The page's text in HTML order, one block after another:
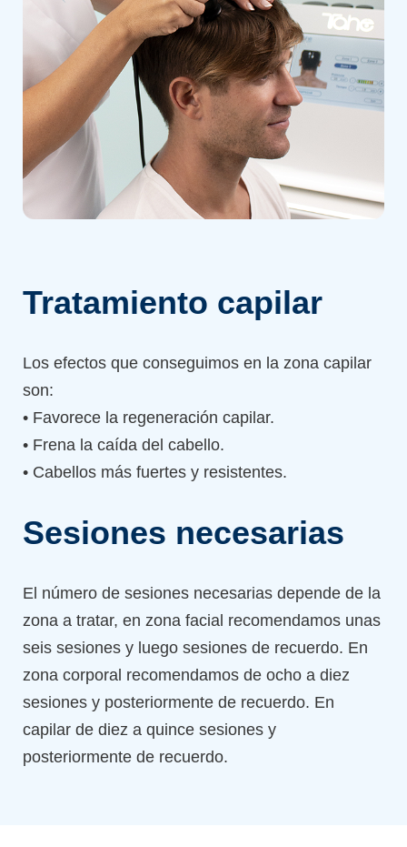
Tratamiento capilar
Los efectos que conseguimos en la zona capilar
son:
• Favorece la regeneración capilar.
• Frena la caída del cabello.
• Cabellos más fuertes y resistentes.
Sesiones necesarias
El número de sesiones necesarias depende de la
zona a tratar, en zona facial recomendamos unas
seis sesiones y luego sesiones de recuerdo. En
zona corporal recomendamos de ocho a diez
sesiones y posteriormente de recuerdo. En
capilar de diez a quince sesiones y
posteriormente de recuerdo.